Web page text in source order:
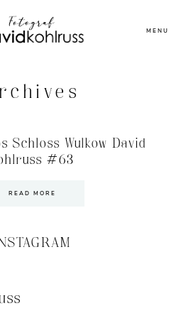
MENU
Schloss Wulkow David
#63
READ MORE